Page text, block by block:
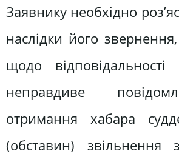
Заявнику необхідно
наслідки його
щодо
неправдиве
отримання хабара
(обставин) звільнення